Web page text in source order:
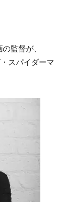
監督が、
スパイダーマ